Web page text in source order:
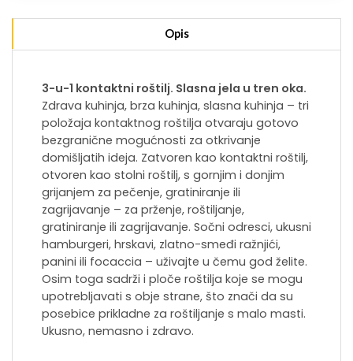
Opis
3-u-1 kontaktni roštilj. Slasna jela u tren oka.
Zdrava kuhinja, brza kuhinja, slasna kuhinja – tri
položaja kontaktnog roštilja otvaraju gotovo
bezgranične mogućnosti za otkrivanje
domišljatih ideja. Zatvoren kao kontaktni roštilj,
otvoren kao stolni roštilj, s gornjim i donjim
grijanjem za pečenje, gratiniranje ili
zagrijavanje – za prženje, roštiljanje,
gratiniranje ili zagrijavanje. Sočni odresci, ukusni
hamburgeri, hrskavi, zlatno-smeđi ražnjići,
panini ili focaccia – uživajte u čemu god želite.
Osim toga sadrži i ploče roštilja koje se mogu
upotrebljavati s obje strane, što znači da su
posebice prikladne za roštiljanje s malo masti.
Ukusno, nemasno i zdravo.